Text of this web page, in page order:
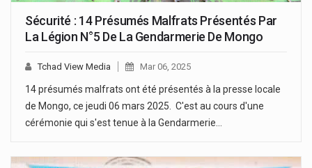
Sécurité : 14 Présumés Malfrats Présentés Par
La Légion N°5 De La Gendarmerie De Mongo
Tchad View Media Mar 06, 2025
14 présumés malfrats ont été présentés à la presse locale
de Mongo, ce jeudi 06 mars 2025. C'est au cours d'une
cérémonie qui s'est tenue à la Gendarmerie…